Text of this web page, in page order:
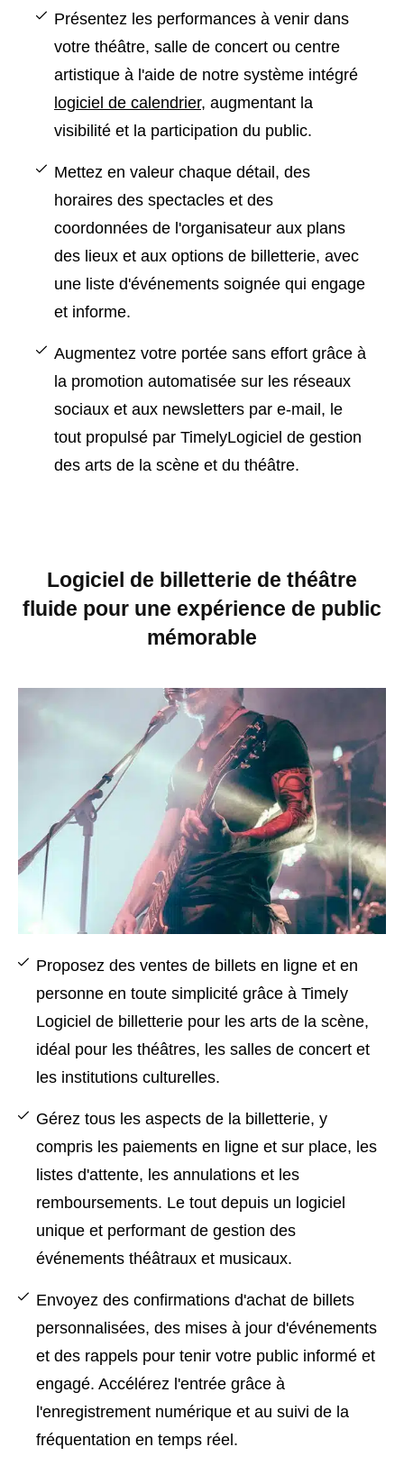
Présentez les performances à venir dans
votre théâtre, salle de concert ou centre
artistique à l'aide de notre système intégré
logiciel de calendrier, augmentant la
visibilité et la participation du public.
Mettez en valeur chaque détail, des
horaires des spectacles et des
coordonnées de l'organisateur aux plans
des lieux et aux options de billetterie, avec
une liste d'événements soignée qui engage
et informe.
Augmentez votre portée sans effort grâce à
la promotion automatisée sur les réseaux
sociaux et aux newsletters par e-mail, le
tout propulsé par TimelyLogiciel de gestion
des arts de la scène et du théâtre.
Logiciel de billetterie de théâtre
fluide pour une expérience de public
mémorable
Proposez des ventes de billets en ligne et en
personne en toute simplicité grâce à Timely
Logiciel de billetterie pour les arts de la scène,
idéal pour les théâtres, les salles de concert et
les institutions culturelles.
Gérez tous les aspects de la billetterie, y
compris les paiements en ligne et sur place, les
listes d'attente, les annulations et les
remboursements. Le tout depuis un logiciel
unique et performant de gestion des
événements théâtraux et musicaux.
Envoyez des confirmations d'achat de billets
personnalisées, des mises à jour d'événements
et des rappels pour tenir votre public informé et
engagé. Accélérez l'entrée grâce à
l'enregistrement numérique et au suivi de la
fréquentation en temps réel.